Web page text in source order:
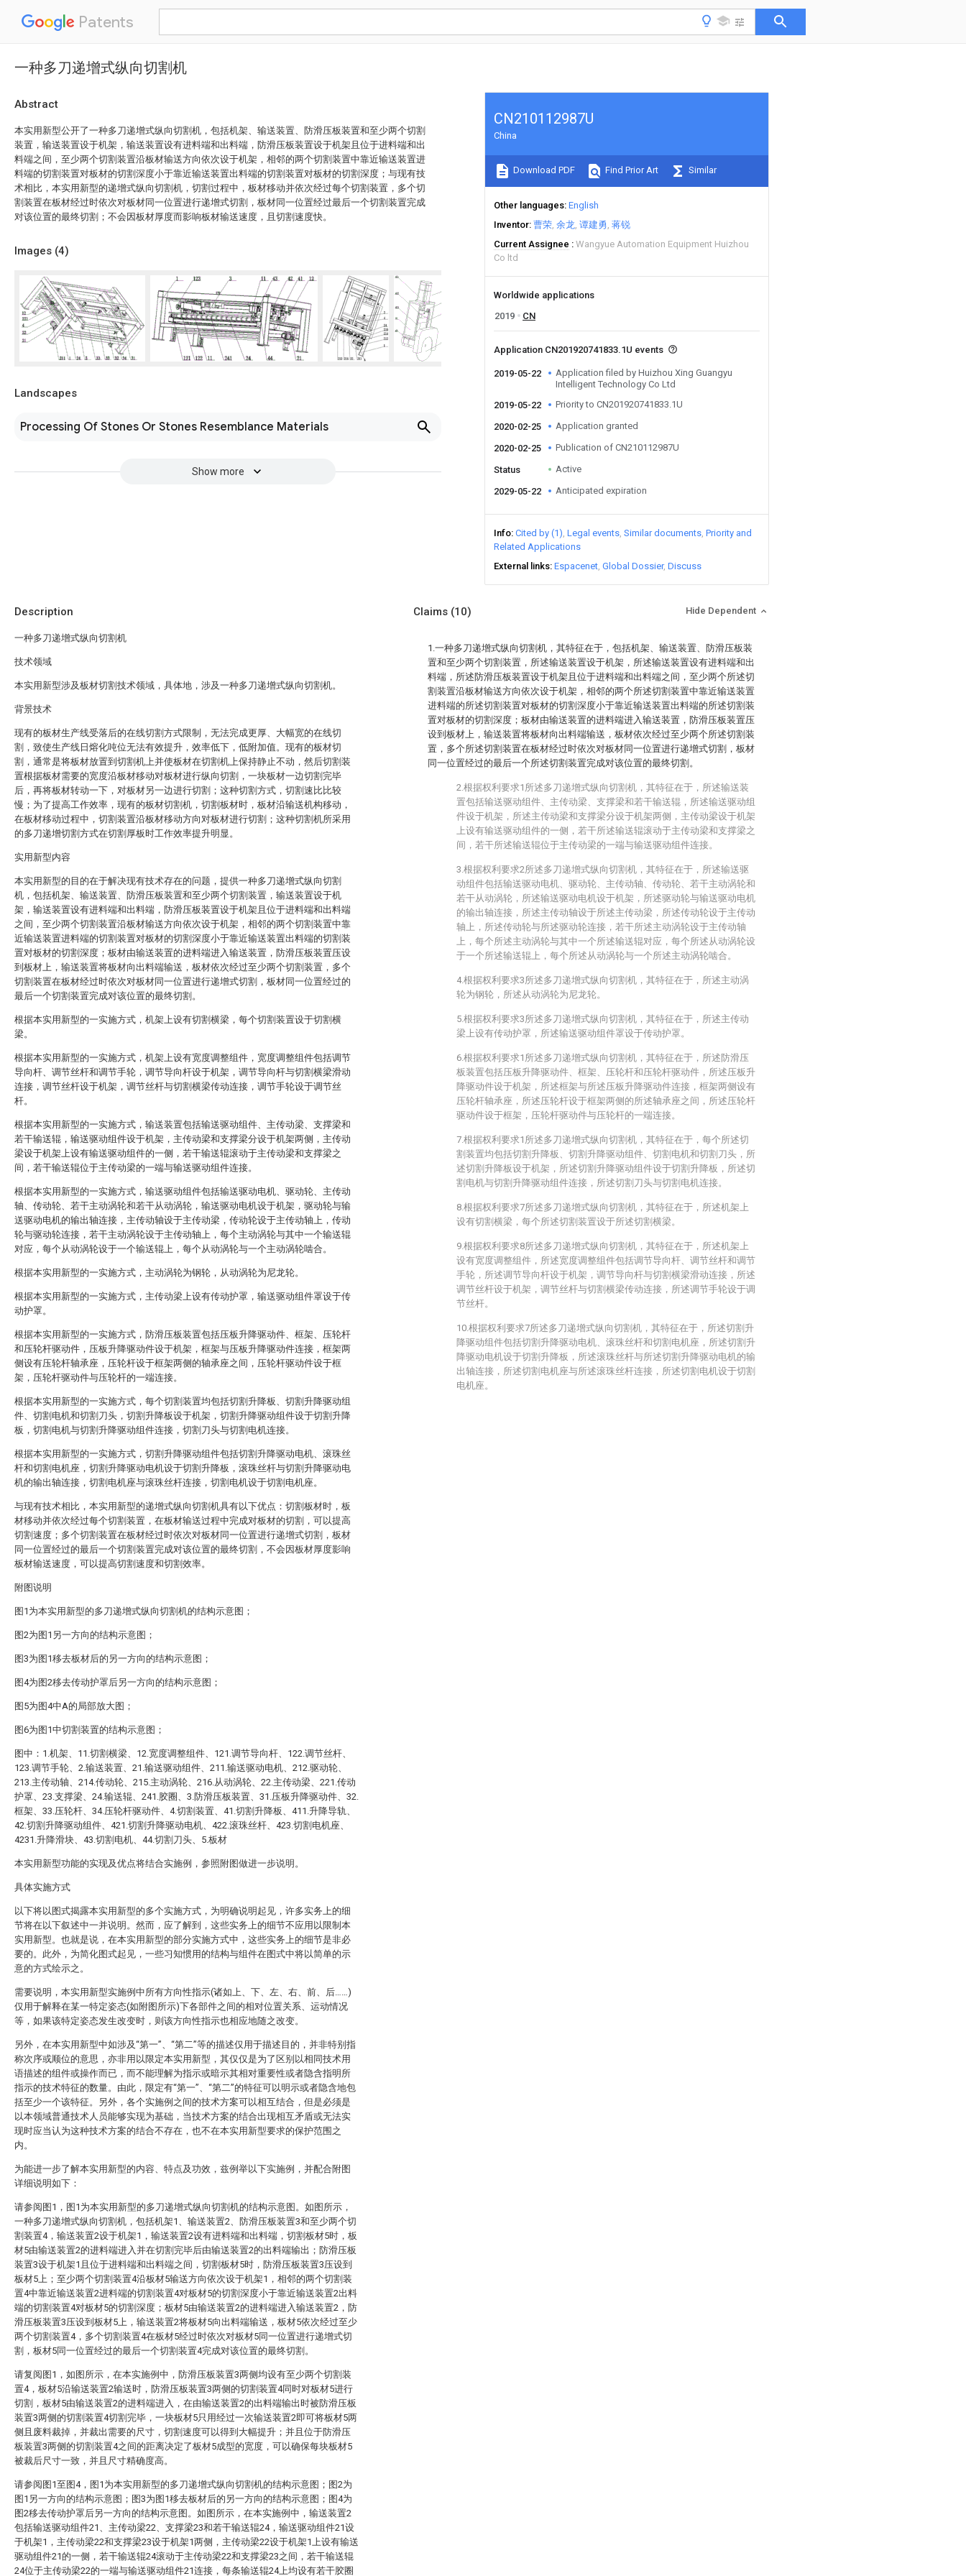
Patents
一种多刀递增式纵向切割机
Abstract
本实用新型公开了一种多刀递增式纵向切割机，包括机架、输送装置、防滑压板装置和至少两个切割
装置，输送装置设于机架，输送装置设有进料端和出料端，防滑压板装置设于机架且位于进料端和出
料端之间，至少两个切割装置沿板材输送方向依次设于机架，相邻的两个切割装置中靠近输送装置进
料端的切割装置对板材的切割深度小于靠近输送装置出料端的切割装置对板材的切割深度；与现有技
术相比，本实用新型的递增式纵向切割机，切割过程中，板材移动并依次经过每个切割装置，多个切
割装置在板材经过时依次对板材同一位置进行递增式切割，板材同一位置经过最后一个切割装置完成
对该位置的最终切割；不会因板材厚度而影响板材输送速度，且切割速度快。
Images (4)
Landscapes
Processing Of Stones Or Stones Resemblance Materials
Show more
CN210112987U
China
Download PDF Find Prior Art Similar
Other languages English
Inventor 曹荣 余龙 谭建勇 蒋锐
Current Assignee
Wangyue Automation Equipment Huizhou
Co ltd
Worldwide applications
2019
CN
Application CN201920741833.1U events
2019-05-22
Application filed by Huizhou Xing Guangyu
Intelligent Technology Co Ltd
2019-05-22
Priority to CN201920741833.1U
2020-02-25 Application granted
2020-02-25 Publication of CN210112987U
Status Active
2029-05-22 Anticipated expiration
Info Cited by (1) Legal events Similar documents Priority and
Related Applications
External links Espacenet Global Dossier Discuss
Description
一种多刀递增式纵向切割机
技术领域
本实用新型涉及板材切割技术领域，具体地，涉及一种多刀递增式纵向切割机。
背景技术
现有的板材生产线受落后的在线切割方式限制，无法完成更厚、大幅宽的在线切
割，致使生产线日熔化吨位无法有效提升，效率低下，低附加值。现有的板材切
割，通常是将板材放置到切割机上并使板材在切割机上保持静止不动，然后切割装
置根据板材需要的宽度沿板材移动对板材进行纵向切割，一块板材一边切割完毕
后，再将板材转动一下，对板材另一边进行切割；这种切割方式，切割速比比较
慢；为了提高工作效率，现有的板材切割机，切割板材时，板材沿输送机构移动，
在板材移动过程中，切割装置沿板材移动方向对板材进行切割；这种切割机所采用
的多刀递增切割方式在切割厚板时工作效率提升明显。
实用新型内容
本实用新型的目的在于解决现有技术存在的问题，提供一种多刀递增式纵向切割
机，包括机架、输送装置、防滑压板装置和至少两个切割装置，输送装置设于机
架，输送装置设有进料端和出料端，防滑压板装置设于机架且位于进料端和出料端
之间，至少两个切割装置沿板材输送方向依次设于机架，相邻的两个切割装置中靠
近输送装置进料端的切割装置对板材的切割深度小于靠近输送装置出料端的切割装
置对板材的切割深度；板材由输送装置的进料端进入输送装置，防滑压板装置压设
到板材上，输送装置将板材向出料端输送，板材依次经过至少两个切割装置，多个
切割装置在板材经过时依次对板材同一位置进行递增式切割，板材同一位置经过的
最后一个切割装置完成对该位置的最终切割。
根据本实用新型的一实施方式，机架上设有切割横梁，每个切割装置设于切割横
梁。
根据本实用新型的一实施方式，机架上设有宽度调整组件，宽度调整组件包括调节
导向杆、调节丝杆和调节手轮，调节导向杆设于机架，调节导向杆与切割横梁滑动
连接，调节丝杆设于机架，调节丝杆与切割横梁传动连接，调节手轮设于调节丝
杆。
根据本实用新型的一实施方式，输送装置包括输送驱动组件、主传动梁、支撑梁和
若干输送辊，输送驱动组件设于机架，主传动梁和支撑梁分设于机架两侧，主传动
梁设于机架上设有输送驱动组件的一侧，若干输送辊滚动于主传动梁和支撑梁之
间，若干输送辊位于主传动梁的一端与输送驱动组件连接。
根据本实用新型的一实施方式，输送驱动组件包括输送驱动电机、驱动轮、主传动
轴、传动轮、若干主动涡轮和若干从动涡轮，输送驱动电机设于机架，驱动轮与输
送驱动电机的输出轴连接，主传动轴设于主传动梁，传动轮设于主传动轴上，传动
轮与驱动轮连接，若干主动涡轮设于主传动轴上，每个主动涡轮与其中一个输送辊
对应，每个从动涡轮设于一个输送辊上，每个从动涡轮与一个主动涡轮啮合。
根据本实用新型的一实施方式，主动涡轮为钢轮，从动涡轮为尼龙轮。
根据本实用新型的一实施方式，主传动梁上设有传动护罩，输送驱动组件罩设于传
动护罩。
根据本实用新型的一实施方式，防滑压板装置包括压板升降驱动件、框架、压轮杆
和压轮杆驱动件，压板升降驱动件设于机架，框架与压板升降驱动件连接，框架两
侧设有压轮杆轴承座，压轮杆设于框架两侧的轴承座之间，压轮杆驱动件设于框
架，压轮杆驱动件与压轮杆的一端连接。
根据本实用新型的一实施方式，每个切割装置均包括切割升降板、切割升降驱动组
件、切割电机和切割刀头，切割升降板设于机架，切割升降驱动组件设于切割升降
板，切割电机与切割升降驱动组件连接，切割刀头与切割电机连接。
根据本实用新型的一实施方式，切割升降驱动组件包括切割升降驱动电机、滚珠丝
杆和切割电机座，切割升降驱动电机设于切割升降板，滚珠丝杆与切割升降驱动电
机的输出轴连接，切割电机座与滚珠丝杆连接，切割电机设于切割电机座。
与现有技术相比，本实用新型的递增式纵向切割机具有以下优点：切割板材时，板
材移动并依次经过每个切割装置，在板材输送过程中完成对板材的切割，可以提高
切割速度；多个切割装置在板材经过时依次对板材同一位置进行递增式切割，板材
同一位置经过的最后一个切割装置完成对该位置的最终切割，不会因板材厚度影响
板材输送速度，可以提高切割速度和切割效率。
附图说明
图1为本实用新型的多刀递增式纵向切割机的结构示意图；
图2为图1另一方向的结构示意图；
图3为图1移去板材后的另一方向的结构示意图；
图4为图2移去传动护罩后另一方向的结构示意图；
图5为图4中A的局部放大图；
图6为图1中切割装置的结构示意图；
图中：1.机架、11.切割横梁、12.宽度调整组件、121.调节导向杆、122.调节丝杆、
123.调节手轮、2.输送装置、21.输送驱动组件、211.输送驱动电机、212.驱动轮、
213.主传动轴、214.传动轮、215.主动涡轮、216.从动涡轮、22.主传动梁、221.传动
护罩、23.支撑梁、24.输送辊、241.胶圈、3.防滑压板装置、31.压板升降驱动件、32.
框架、33.压轮杆、34.压轮杆驱动件、4.切割装置、41.切割升降板、411.升降导轨、
42.切割升降驱动组件、421.切割升降驱动电机、422.滚珠丝杆、423.切割电机座、
4231.升降滑块、43.切割电机、44.切割刀头、5.板材
本实用新型功能的实现及优点将结合实施例，参照附图做进一步说明。
具体实施方式
以下将以图式揭露本实用新型的多个实施方式，为明确说明起见，许多实务上的细
节将在以下叙述中一并说明。然而，应了解到，这些实务上的细节不应用以限制本
实用新型。也就是说，在本实用新型的部分实施方式中，这些实务上的细节是非必
要的。此外，为简化图式起见，一些习知惯用的结构与组件在图式中将以简单的示
意的方式绘示之。
需要说明，本实用新型实施例中所有方向性指示(诸如上、下、左、右、前、后……)
仅用于解释在某一特定姿态(如附图所示)下各部件之间的相对位置关系、运动情况
等，如果该特定姿态发生改变时，则该方向性指示也相应地随之改变。
另外，在本实用新型中如涉及“第一”、“第二”等的描述仅用于描述目的，并非特别指
称次序或顺位的意思，亦非用以限定本实用新型，其仅仅是为了区别以相同技术用
语描述的组件或操作而已，而不能理解为指示或暗示其相对重要性或者隐含指明所
指示的技术特征的数量。由此，限定有“第一”、“第二”的特征可以明示或者隐含地包
括至少一个该特征。另外，各个实施例之间的技术方案可以相互结合，但是必须是
以本领域普通技术人员能够实现为基础，当技术方案的结合出现相互矛盾或无法实
现时应当认为这种技术方案的结合不存在，也不在本实用新型要求的保护范围之
内。
为能进一步了解本实用新型的内容、特点及功效，兹例举以下实施例，并配合附图
详细说明如下：
请参阅图1，图1为本实用新型的多刀递增式纵向切割机的结构示意图。如图所示，
一种多刀递增式纵向切割机，包括机架1、输送装置2、防滑压板装置3和至少两个切
割装置4，输送装置2设于机架1，输送装置2设有进料端和出料端，切割板材5时，板
材5由输送装置2的进料端进入并在切割完毕后由输送装置2的出料端输出；防滑压板
装置3设于机架1且位于进料端和出料端之间，切割板材5时，防滑压板装置3压设到
板材5上；至少两个切割装置4沿板材5输送方向依次设于机架1，相邻的两个切割装
置4中靠近输送装置2进料端的切割装置4对板材5的切割深度小于靠近输送装置2出料
端的切割装置4对板材5的切割深度；板材5由输送装置2的进料端进入输送装置2，防
滑压板装置3压设到板材5上，输送装置2将板材5向出料端输送，板材5依次经过至少
两个切割装置4，多个切割装置4在板材5经过时依次对板材5同一位置进行递增式切
割，板材5同一位置经过的最后一个切割装置4完成对该位置的最终切割。
请复阅图1，如图所示，在本实施例中，防滑压板装置3两侧均设有至少两个切割装
置4，板材5沿输送装置2输送时，防滑压板装置3两侧的切割装置4同时对板材5进行
切割，板材5由输送装置2的进料端进入，在由输送装置2的出料端输出时被防滑压板
装置3两侧的切割装置4切割完毕，一块板材5只用经过一次输送装置2即可将板材5两
侧且废料裁掉，并裁出需要的尺寸，切割速度可以得到大幅提升；并且位于防滑压
板装置3两侧的切割装置4之间的距离决定了板材5成型的宽度，可以确保每块板材5
被裁后尺寸一致，并且尺寸精确度高。
请参阅图1至图4，图1为本实用新型的多刀递增式纵向切割机的结构示意图；图2为
图1另一方向的结构示意图；图3为图1移去板材后的另一方向的结构示意图；图4为
图2移去传动护罩后另一方向的结构示意图。如图所示，在本实施例中，输送装置2
包括输送驱动组件21、主传动梁22、支撑梁23和若干输送辊24，输送驱动组件21设
于机架1，主传动梁22和支撑梁23设于机架1两侧，主传动梁22设于机架1上设有输送
驱动组件21的一侧，若干输送辊24滚动于主传动梁22和支撑梁23之间，若干输送辊
24位于主传动梁22的一端与输送驱动组件21连接，每条输送辊24上均设有若干胶圈
Claims (10) Hide Dependent
1.一种多刀递增式纵向切割机，其特征在于，包括机架、输送装置、防滑压板装
置和至少两个切割装置，所述输送装置设于机架，所述输送装置设有进料端和出
料端，所述防滑压板装置设于机架且位于进料端和出料端之间，至少两个所述切
割装置沿板材输送方向依次设于机架，相邻的两个所述切割装置中靠近输送装置
进料端的所述切割装置对板材的切割深度小于靠近输送装置出料端的所述切割装
置对板材的切割深度；板材由输送装置的进料端进入输送装置，防滑压板装置压
设到板材上，输送装置将板材向出料端输送，板材依次经过至少两个所述切割装
置，多个所述切割装置在板材经过时依次对板材同一位置进行递增式切割，板材
同一位置经过的最后一个所述切割装置完成对该位置的最终切割。
2.根据权利要求1所述多刀递增式纵向切割机，其特征在于，所述输送装
置包括输送驱动组件、主传动梁、支撑梁和若干输送辊，所述输送驱动组
件设于机架，所述主传动梁和支撑梁分设于机架两侧，主传动梁设于机架
上设有输送驱动组件的一侧，若干所述输送辊滚动于主传动梁和支撑梁之
间，若干所述输送辊位于主传动梁的一端与输送驱动组件连接。
3.根据权利要求2所述多刀递增式纵向切割机，其特征在于，所述输送驱
动组件包括输送驱动电机、驱动轮、主传动轴、传动轮、若干主动涡轮和
若干从动涡轮，所述输送驱动电机设于机架，所述驱动轮与输送驱动电机
的输出轴连接，所述主传动轴设于所述主传动梁，所述传动轮设于主传动
轴上，所述传动轮与所述驱动轮连接，若干所述主动涡轮设于主传动轴
上，每个所述主动涡轮与其中一个所述输送辊对应，每个所述从动涡轮设
于一个所述输送辊上，每个所述从动涡轮与一个所述主动涡轮啮合。
4.根据权利要求3所述多刀递增式纵向切割机，其特征在于，所述主动涡
轮为钢轮，所述从动涡轮为尼龙轮。
5.根据权利要求3所述多刀递增式纵向切割机，其特征在于，所述主传动
梁上设有传动护罩，所述输送驱动组件罩设于传动护罩。
6.根据权利要求1所述多刀递增式纵向切割机，其特征在于，所述防滑压
板装置包括压板升降驱动件、框架、压轮杆和压轮杆驱动件，所述压板升
降驱动件设于机架，所述框架与所述压板升降驱动件连接，框架两侧设有
压轮杆轴承座，所述压轮杆设于框架两侧的所述轴承座之间，所述压轮杆
驱动件设于框架，压轮杆驱动件与压轮杆的一端连接。
7.根据权利要求1所述多刀递增式纵向切割机，其特征在于，每个所述切
割装置均包括切割升降板、切割升降驱动组件、切割电机和切割刀头，所
述切割升降板设于机架，所述切割升降驱动组件设于切割升降板，所述切
割电机与切割升降驱动组件连接，所述切割刀头与切割电机连接。
8.根据权利要求7所述多刀递增式纵向切割机，其特征在于，所述机架上
设有切割横梁，每个所述切割装置设于所述切割横梁。
9.根据权利要求8所述多刀递增式纵向切割机，其特征在于，所述机架上
设有宽度调整组件，所述宽度调整组件包括调节导向杆、调节丝杆和调节
手轮，所述调节导向杆设于机架，调节导向杆与切割横梁滑动连接，所述
调节丝杆设于机架，调节丝杆与切割横梁传动连接，所述调节手轮设于调
节丝杆。
10.根据权利要求7所述多刀递增式纵向切割机，其特征在于，所述切割升
降驱动组件包括切割升降驱动电机、滚珠丝杆和切割电机座，所述切割升
降驱动电机设于切割升降板，所述滚珠丝杆与所述切割升降驱动电机的输
出轴连接，所述切割电机座与所述滚珠丝杆连接，所述切割电机设于切割
电机座。